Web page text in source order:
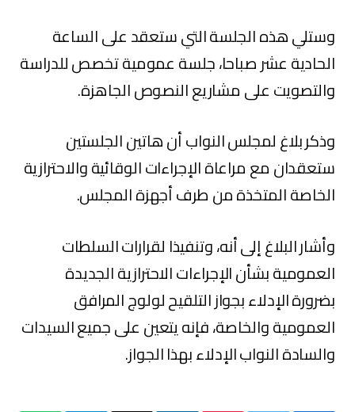
وستلي هذه الجلسة التي ستعقد على الساعة
الحادية عشر صباحا، جلسة عمومية تخصص للدراسة
والتصويت على مشاريع النصوص الجاهزة.
وذكر بلاغ لمجلس النواب أن هاتين الجلستين
ستعقدان مع مراعاة الإجراءات الوقائية والاحترازية
الخاصة المتخذة من طرف أجهزة المجلس.
وأشار البلاغ إلى أنه، وتنفيذا لقرارات السلطات
العمومية بشأن الإجراءات الاحترازية الجديدة
بضرورة الإدلاء بجواز التلقيح لولوج المرافق
العمومية والخاصة، فإنه يتعين على جميع السيدات
والسادة النواب الإدلاء بهذا الجواز.